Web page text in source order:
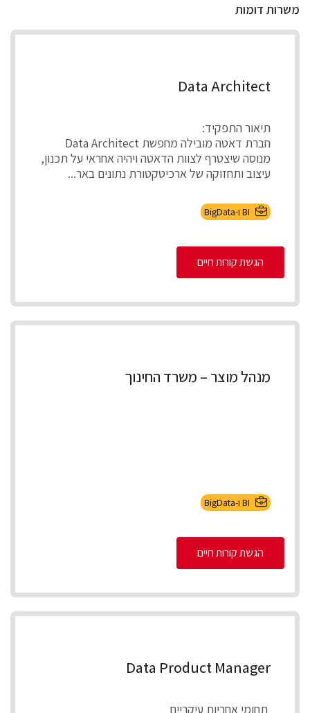
משרות דומות
Data Architect
תיאור התפקיד:
חברת דאטה מובילה מחפשת Data Architect
מנוסה שיצטרף לצוות הדאטה ויהיה אחראי על תכנון,
עיצוב ותחזוקה של ארכיטקטורת נתונים באר...
BI ו-BigData
הגשת קורות חיים
מנהל מוצר – משרד החינוך
BI ו-BigData
הגשת קורות חיים
Data Product Manager
תחומי אחריות עיקריים